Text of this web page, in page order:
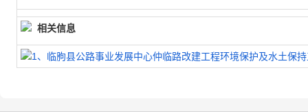
相关信息
1、临朐县公路事业发展中心仲临路改建工程环境保护及水土保